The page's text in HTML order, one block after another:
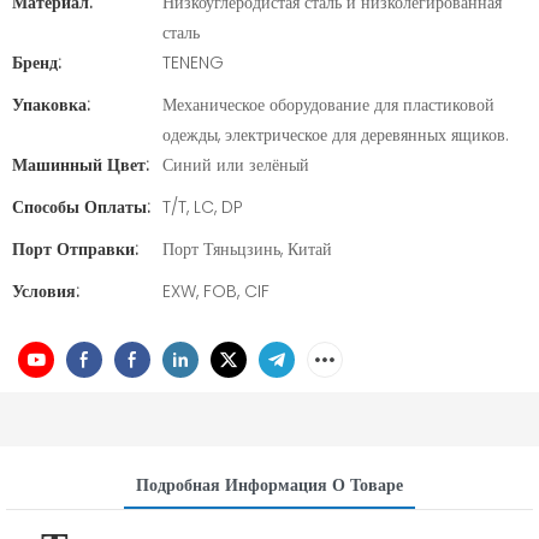
сталь
Бренд:
TENENG
Упаковка:
Механическое оборудование для пластиковой
одежды, электрическое для деревянных ящиков.
Машинный Цвет: Синий или зелёный
Способы Оплаты: T/T, LC, DP
Порт Отправки:
Порт Тяньцзинь, Китай
Условия:
EXW, FOB, CIF
Подробная Информация О Товаре